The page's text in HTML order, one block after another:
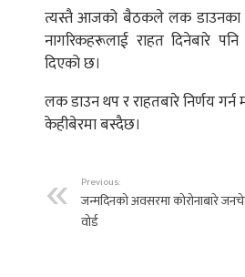
त्यस्तै आजको बैठकले लक डाउनका
नागरिकहरूलाई राहत दिनेबारे पनि
दिएको छ।
लक डाउन थप र राहतबारे निर्णय गर्न
केहीबेरमा बस्दैछ।
Previous:
जन्मदिनको अवसरमा कोरोनाबारे
वोर्ड